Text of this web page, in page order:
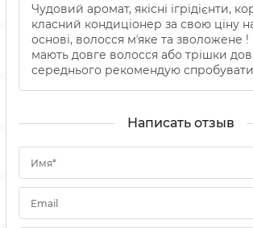
Чудовий аромат, якісні ігрідієнти,
класний кондиціонер за свою ціну
основі, волосся мʼяке та зволожене !
мають довге волосся або трішки
середнього рекомендую
Написать отзыв
Имя*
Email